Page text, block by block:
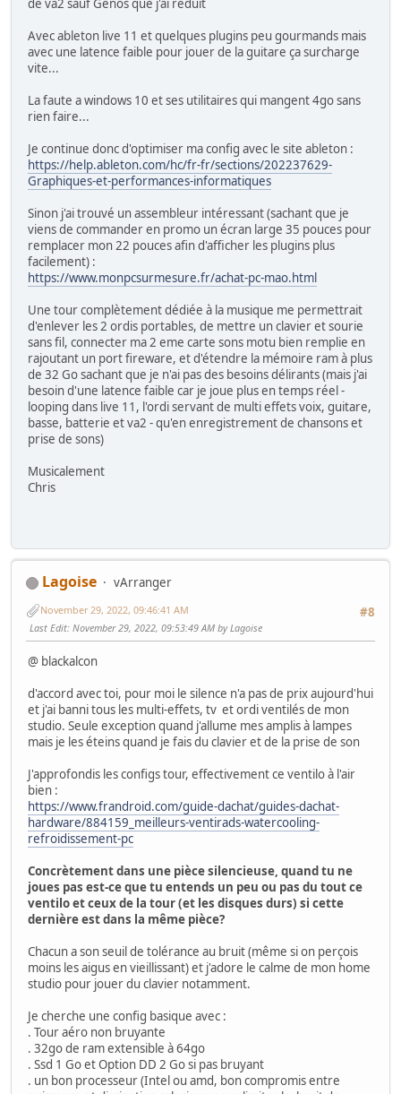
de va2 sauf Genos que j'ai réduit
Avec ableton live 11 et quelques plugins peu gourmands mais
avec une latence faible pour jouer de la guitare ça surcharge
vite...
La faute a windows 10 et ses utilitaires qui mangent 4go sans
rien faire...
Je continue donc d'optimiser ma config avec le site ableton :
https://help.ableton.com/hc/fr-fr/sections/202237629-
Graphiques-et-performances-informatiques
Sinon j'ai trouvé un assembleur intéressant (sachant que je
viens de commander en promo un écran large 35 pouces pour
remplacer mon 22 pouces afin d'afficher les plugins plus
facilement) :
https://www.monpcsurmesure.fr/achat-pc-mao.html
Une tour complètement dédiée à la musique me permettrait
d'enlever les 2 ordis portables, de mettre un clavier et sourie
sans fil, connecter ma 2 eme carte sons motu bien remplie en
rajoutant un port fireware, et d'étendre la mémoire ram à plus
de 32 Go sachant que je n'ai pas des besoins délirants (mais j'ai
besoin d'une latence faible car je joue plus en temps réel -
looping dans live 11, l'ordi servant de multi effets voix, guitare,
basse, batterie et va2 - qu'en enregistrement de chansons et
prise de sons)
Musicalement
Chris
Lagoise
vArranger
#8
November 29, 2022, 09:46:41 AM
Last Edit: November 29, 2022, 09:53:49 AM by Lagoise
@ blackalcon
d'accord avec toi, pour moi le silence n'a pas de prix aujourd'hui
et j'ai banni tous les multi-effets, tv et ordi ventilés de mon
studio. Seule exception quand j'allume mes amplis à lampes
mais je les éteins quand je fais du clavier et de la prise de son
J'approfondis les configs tour, effectivement ce ventilo à l'air
bien :
https://www.frandroid.com/guide-dachat/guides-dachat-
hardware/884159_meilleurs-ventirads-watercooling-
refroidissement-pc
Concrètement dans une pièce silencieuse, quand tu ne
joues pas est-ce que tu entends un peu ou pas du tout ce
ventilo et ceux de la tour (et les disques durs) si cette
dernière est dans la même pièce?
Chacun a son seuil de tolérance au bruit (même si on perçois
moins les aigus en vieillissant) et j'adore le calme de mon home
studio pour jouer du clavier notamment.
Je cherche une config basique avec :
. Tour aéro non bruyante
. 32go de ram extensible à 64go
. Ssd 1 Go et Option DD 2 Go si pas bruyant
. un bon processeur (Intel ou amd, bon compromis entre